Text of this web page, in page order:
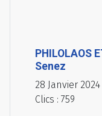
PHILOLAOS
Senez
28 Janvier 2024
Clics : 759